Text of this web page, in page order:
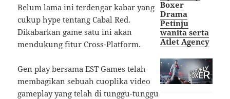
Belum lama ini terdengar kabar yang
cukup hype tentang Cabal Red.
Dikabarkan game satu ini akan
mendukung fitur Cross-Platform.
Gen play bersama EST Games telah
membagikan sebuah cuoplika video
gameplay yang telah di tunggu-tunggu
Boxer
Drama
Petinju
wanita serta
Atlet Agency